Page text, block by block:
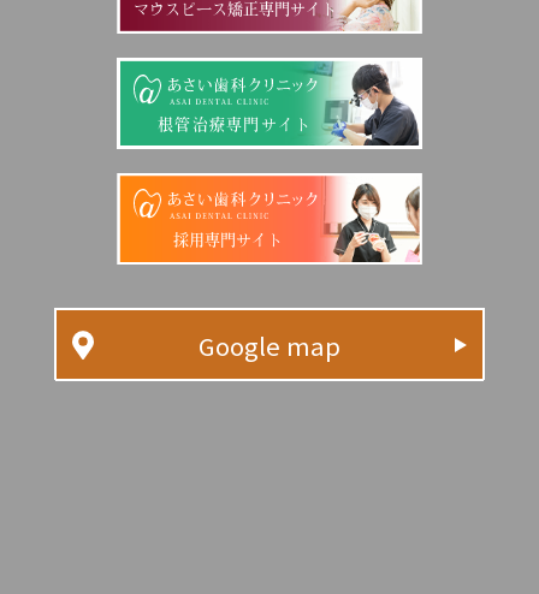
マウスピース矯正専門サイト
根管治療専門サイト
採用専門サイト
Google map